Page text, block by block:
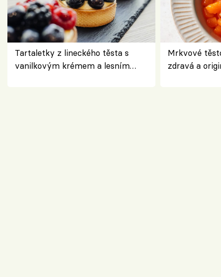
Tartaletky z lineckého těsta s
vanilkovým krémem a lesním
Mrkvové
zdravá a